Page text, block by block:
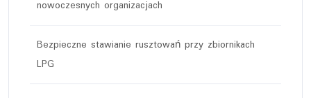
nowoczesnych organizacjach
Bezpieczne stawianie rusztowań przy zbiornikach
LPG